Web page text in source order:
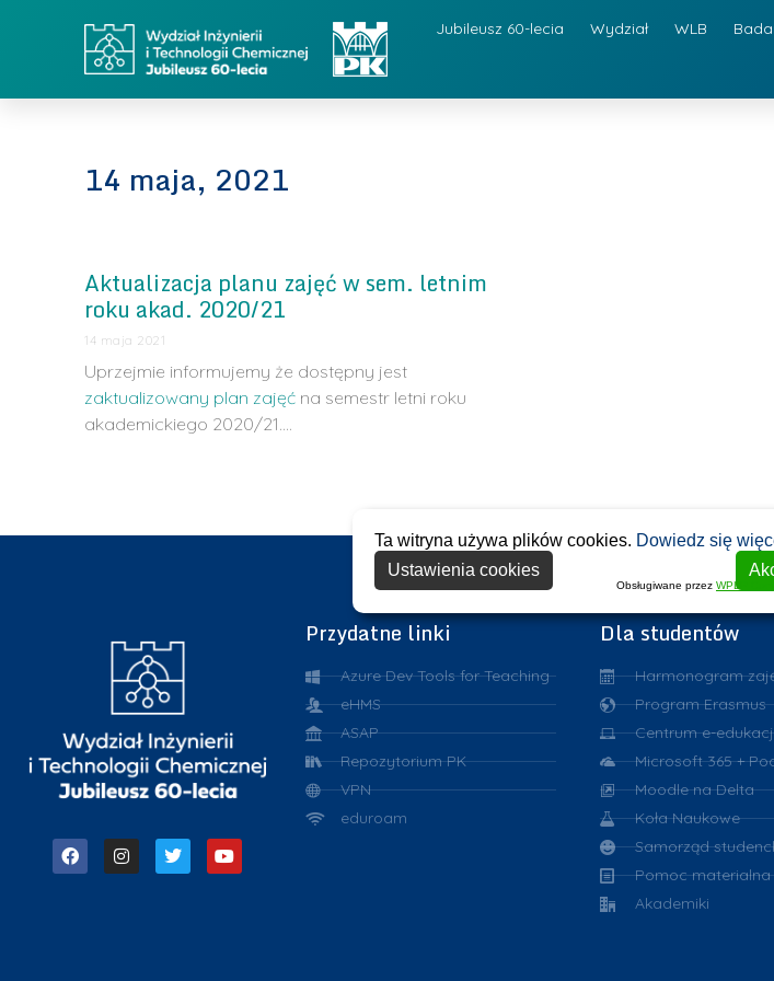
Jubileusz 60-lecia Wydział WLB
14 maja, 2021
Aktualizacja planu zajęć w sem. letnim
roku akad. 2020/21
14 maja 2021
Uprzejmie informujemy że dostępny jest
zaktualizowany plan zajęć na semestr letni roku
akademickiego 2020/21.…
Przydatne linki
Azure Dev Tools for Teaching
eHMS
ASAP
Repozytorium PK
VPN
eduroam
Dla studentów
Harmonogram
Program Erasmus
Centrum e-
Microsoft 365 +
Moodle na Delta
Koła Naukowe
Samorząd
Pomoc materialna
Akademiki
Ta witryna używa plików cookies. Dowiedz się
Ustawienia cookies
Obsługiwane przez WPLP